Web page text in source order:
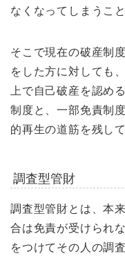
なくなってしまうこ
そこで現在の破産制
をした方に対しても
上で自己破産を認め
制度と、一部免責制
的再生の道筋を残し
調査型管財
調査型管財とは、本
合は免責が受けられ
をつけてその人の調